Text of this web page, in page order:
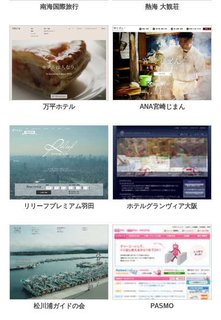
南海国際旅行 熱海 大観荘
万平ホテル ANA宮崎じまん
リリーフプレミアム羽田 ホテルグランヴィア大阪
松川浦ガイドの会 PASMO